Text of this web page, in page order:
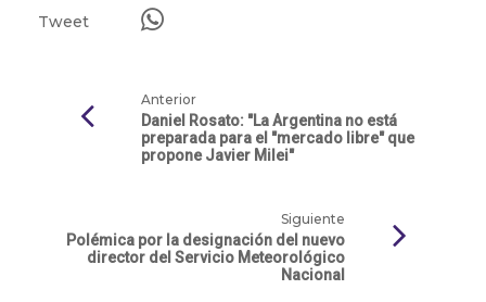
Tweet
Anterior
Daniel Rosato: "La Argentina no está
preparada para el "mercado libre" que
propone Javier Milei"
Siguiente
Polémica por la designación del nuevo
director del Servicio Meteorológico
Nacional